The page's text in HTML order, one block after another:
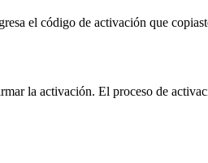
el código de activación que
la activación. El proceso de